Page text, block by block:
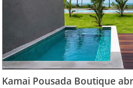
Kamai Pousada Boutique